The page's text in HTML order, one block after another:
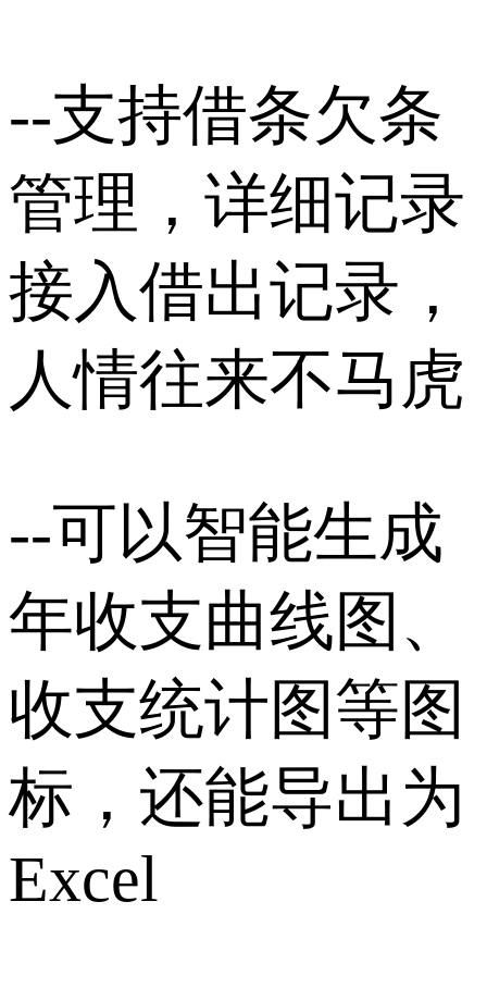
--支持借条欠条
管理，详细记录
接入借出记录，
人情往来不马虎
--可以智能生成
年收支曲线图、
收支统计图等图
标，还能导出为
Excel